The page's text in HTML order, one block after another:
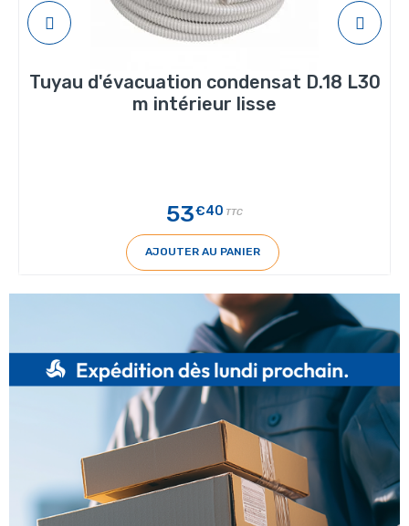
Tuyau d'évacuation condensat D.18 L30
m intérieur lisse
53€40 TTC
AJOUTER AU PANIER